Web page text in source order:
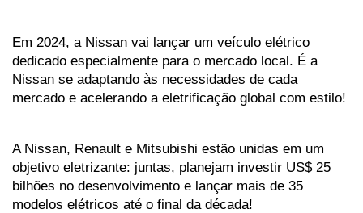
Em 2024, a Nissan vai lançar um veículo elétrico
dedicado especialmente para o mercado local. É a
Nissan se adaptando às necessidades de cada
mercado e acelerando a eletrificação global com estilo!
A Nissan, Renault e Mitsubishi estão unidas em um
objetivo eletrizante: juntas, planejam investir US$ 25
bilhões no desenvolvimento e lançar mais de 35
modelos elétricos até o final da década!